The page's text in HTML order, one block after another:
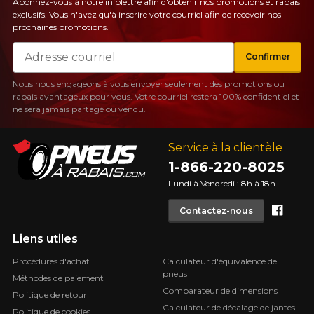
Service à la clientèle
1-866-220-8025
Lundi à Vendredi : 8h à 18h
Contactez-nous
Liens utiles
Procédures d'achat
Méthodes de paiement
Politique de retour
Politique de cookies
Calculateur d'équivalence de
pneus
Comparateur de dimensions
Calculateur de décalage de jantes
exclusifs. Vous n'avez qu'à inscrire votre courriel afin de recevoir nos
prochaines promotions.
Courriel
Confirmer
Nous nous engageons à vous envoyer seulement des promotions ou
rabais avantageux pour vous. Votre courriel restera 100% confidentiel et
ne sera jamais partagé ou vendu.